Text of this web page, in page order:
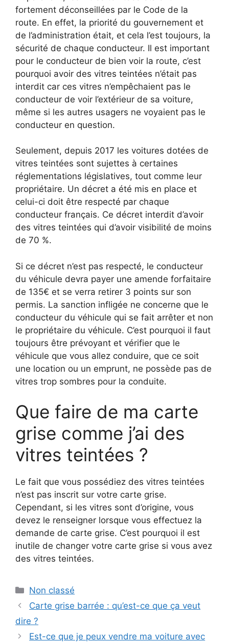
fortement déconseillées par le Code de la
route. En effet, la priorité du gouvernement et
de l’administration était, et cela l’est toujours, la
sécurité de chaque conducteur. Il est important
pour le conducteur de bien voir la route, c’est
pourquoi avoir des vitres teintées n’était pas
interdit car ces vitres n’empêchaient pas le
conducteur de voir l’extérieur de sa voiture,
même si les autres usagers ne voyaient pas le
conducteur en question.
Seulement, depuis 2017 les voitures dotées de
vitres teintées sont sujettes à certaines
réglementations législatives, tout comme leur
propriétaire. Un décret a été mis en place et
celui-ci doit être respecté par chaque
conducteur français. Ce décret interdit d’avoir
des vitres teintées qui d’avoir visibilité de moins
de 70 %.
Si ce décret n’est pas respecté, le conducteur
du véhicule devra payer une amende forfaitaire
de 135€ et se verra retirer 3 points sur son
permis. La sanction infligée ne concerne que le
conducteur du véhicule qui se fait arrêter et non
le propriétaire du véhicule. C’est pourquoi il faut
toujours être prévoyant et vérifier que le
véhicule que vous allez conduire, que ce soit
une location ou un emprunt, ne possède pas de
vitres trop sombres pour la conduite.
Que faire de ma carte
grise comme j’ai des
vitres teintées ?
Le fait que vous possédiez des vitres teintées
n’est pas inscrit sur votre carte grise.
Cependant, si les vitres sont d’origine, vous
devez le renseigner lorsque vous effectuez la
demande de carte grise. C’est pourquoi il est
inutile de changer votre carte grise si vous avez
des vitres teintées.
Catégories
Non classé
Carte grise barrée : qu’est-ce que ça veut
dire ?
Est-ce que je peux vendre ma voiture avec